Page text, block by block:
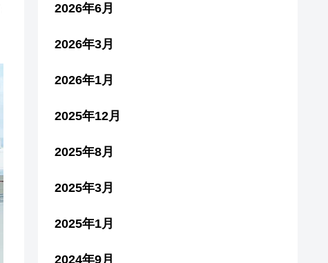
2026年6月
2026年3月
2026年1月
2025年12月
2025年8月
2025年3月
2025年1月
2024年9月